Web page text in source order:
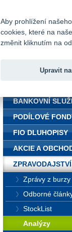
Fio
BANKOVNÍ
PODÍLOVÉ
FIO DLUHOPISY
AKCIE A
ZPRAVODAJSTVÍ
Zprávy z burzy
Odborné
StockList
Analýzy
Aby prohlížení
cookies, které na
změnit kliknutím na
Upravit